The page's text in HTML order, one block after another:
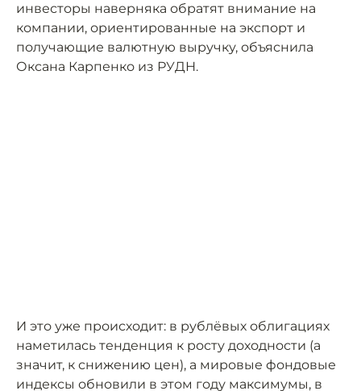
инвесторы наверняка обратят внимание на
компании, ориентированные на экспорт и
получающие валютную выручку, объяснила
Оксана Карпенко из РУДН.
И это уже происходит: в рублёвых облигациях
наметилась тенденция к росту доходности (а
значит, к снижению цен), а мировые фондовые
индексы обновили в этом году максимумы, в